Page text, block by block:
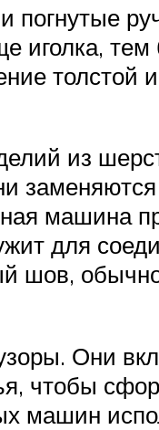
иголка,
толстой
из
машина
для
обычно
Они
чтобы
машин